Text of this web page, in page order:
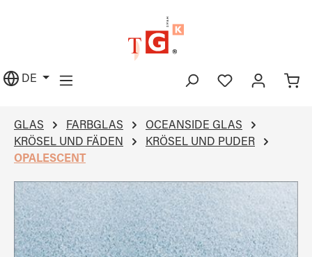
DE
GLAS FARBGLAS
OCEANSIDE GLAS
KRÖSEL UND FÄDEN
KRÖSEL UND PUDER
OPALESCENT
Bildergalerie überspringen